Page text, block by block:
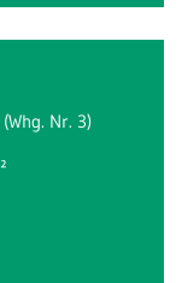
Nr. 3)